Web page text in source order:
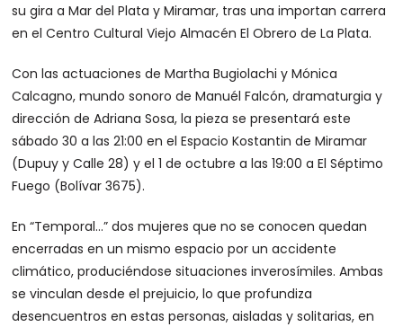
su gira a Mar del Plata y Miramar, tras una importan carrera
en el Centro Cultural Viejo Almacén El Obrero de La Plata.
Con las actuaciones de Martha Bugiolachi y Mónica
Calcagno, mundo sonoro de Manuél Falcón, dramaturgia y
dirección de Adriana Sosa, la pieza se presentará este
sábado 30 a las 21:00 en el Espacio Kostantin de Miramar
(Dupuy y Calle 28) y el 1 de octubre a las 19:00 a El Séptimo
Fuego (Bolívar 3675).
En “Temporal…” dos mujeres que no se conocen quedan
encerradas en un mismo espacio por un accidente
climático, produciéndose situaciones inverosímiles. Ambas
se vinculan desde el prejuicio, lo que profundiza
desencuentros en estas personas, aisladas y solitarias, en